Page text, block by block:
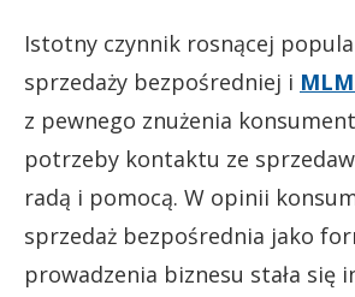
Istotny czynnik rosnącej
sprzedaży bezpośredniej i MLM
z pewnego znużenia
potrzeby kontaktu ze
radą i pomocą. W opinii
sprzedaż bezpośrednia jako
prowadzenia biznesu stała się